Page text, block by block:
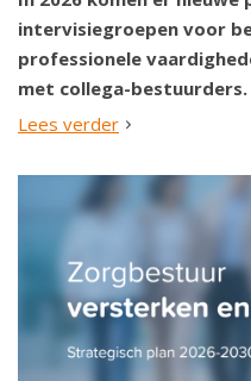
intervisiegroepen voor
professionele
met collega-bestuurders.
Lees verder